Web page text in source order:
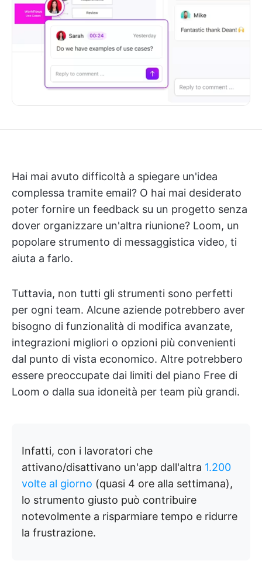
Hai mai avuto difficoltà a spiegare un'idea
complessa tramite email? O hai mai desiderato
poter fornire un feedback su un progetto senza
dover organizzare un'altra riunione? Loom, un
popolare strumento di messaggistica video, ti
aiuta a farlo.
Tuttavia, non tutti gli strumenti sono perfetti
per ogni team. Alcune aziende potrebbero aver
bisogno di funzionalità di modifica avanzate,
integrazioni migliori o opzioni più convenienti
dal punto di vista economico. Altre potrebbero
essere preoccupate dai limiti del piano Free di
Loom o dalla sua idoneità per team più grandi.
Infatti, con i lavoratori che
attivano/disattivano un'app dall'altra 1.200
volte al giorno (quasi 4 ore alla settimana),
lo strumento giusto può contribuire
notevolmente a risparmiare tempo e ridurre
la frustrazione.